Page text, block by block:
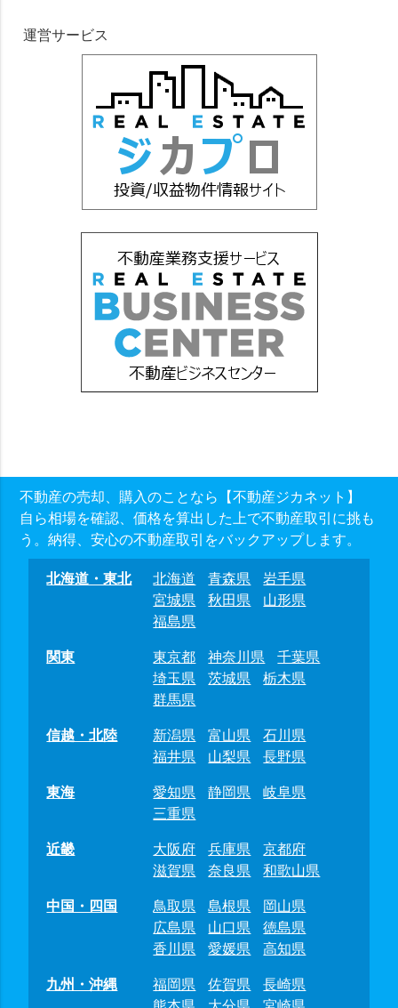
運営サービス
不動産の売却、購入のことなら【不動産ジカネット】
自ら相場を確認、価格を算出した上で不動産取引に挑も
う。納得、安心の不動産取引をバックアップします。
北海道・東北 北海道 青森県
岩手県
宮城県
秋田県
山形県
福島県
関東
東京都 神奈川県
千葉県
埼玉県
茨城県
栃木県
群馬県
信越・北陸
新潟県 富山県
石川県
福井県
山梨県
長野県
東海
愛知県 静岡県
岐阜県
三重県
近畿
大阪府 兵庫県
京都府
滋賀県
奈良県
和歌山県
中国・四国
鳥取県 島根県
岡山県
広島県
山口県
徳島県
香川県
愛媛県
高知県
九州・沖縄
福岡県 佐賀県
長崎県